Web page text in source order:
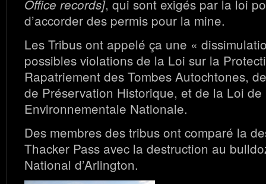
Office records], qui sont exigés par la loi
d’accorder des permis pour la mine.
Les Tribus ont appelé ça une «
possibles violations de la Loi sur la
Rapatriement des Tombes Autochtones,
de Préservation Historique, et de la Loi de
Environnementale Nationale.
Des membres des tribus ont comparé la
Thacker Pass avec la destruction au
National d’Arlington.